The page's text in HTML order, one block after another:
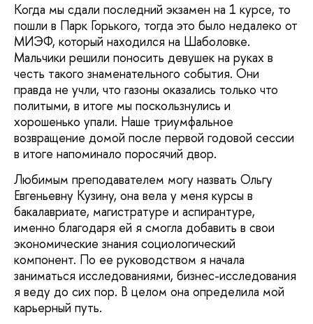
Когда мы сдали последний экзамен на 1 курсе, то
пошли в Парк Горького, тогда это было недалеко от
МИЭФ, который находился на Шаболовке.
Мальчики решили поносить девушек на руках в
честь такого знаменательного события. Они
правда не учли, что газоны оказались только что
политыми, в итоге мы поскользнулись и
хорошенько упали. Наше триумфальное
возвращение домой после первой годовой сессии
в итоге напоминало поросячий двор.
Любимым преподавателем могу назвать Ольгу
Евгеньевну Кузину, она вела у меня курсы в
бакалавриате, магистратуре и аспирантуре,
именно благодаря ей я смогла добавить в свои
экономические знания социологический
компонент. По ее руководством я начала
заниматься исследованиями, бизнес-исследования
я веду до сих пор. В целом она определила мой
карьерный путь.